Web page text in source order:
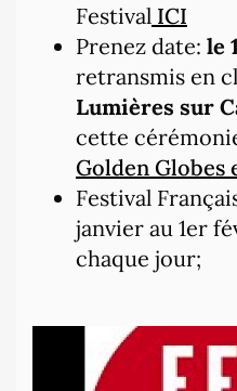
Festival ICI
Prenez date: le
retransmis en
Lumières sur
cette
Golden Globes
Festival
janvier au 1er
chaque jour;